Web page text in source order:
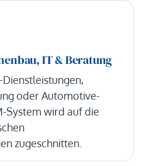
IT & Beratung
oder Automotive-
System wird auf die
zugeschnitten.